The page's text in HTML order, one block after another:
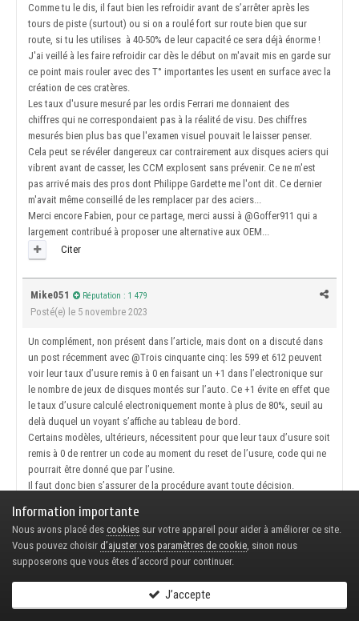
Comme tu le dis, il faut bien les refroidir avant de s’arrêter après les
tours de piste (surtout) ou si on a roulé fort sur route bien que sur
route, si tu les utilises à 40-50% de leur capacité ce sera déjà énorme !
J'ai veillé à les faire refroidir car dès le début on m'avait mis en garde sur
ce point mais rouler avec des T° importantes les usent en surface avec la
création de ces cratères.
Les taux d'usure mesuré par les ordis Ferrari me donnaient des
chiffres qui ne correspondaient pas à la réalité de visu. Des chiffres
mesurés bien plus bas que l'examen visuel pouvait le laisser penser.
Cela peut se révéler dangereux car contrairement aux disques aciers qui
vibrent avant de casser, les CCM explosent sans prévenir. Ce ne m'est
pas arrivé mais des pros dont Philippe Gardette me l'ont dit. Ce dernier
m'avait même conseillé de les remplacer par des aciers...
Merci encore Fabien, pour ce partage, merci aussi à @Goffer911 qui a
largement contribué à proposer une alternative aux OEM...
Citer
Mike051 Réputation : 1 479
Posté(e) le 5 novembre 2023
Un complément, non présent dans l’article, mais dont on a discuté dans
un post récemment avec @Trois cinquante cinq: les 599 et 612 peuvent
voir leur taux d’usure remis à 0 en faisant un +1 dans l’electronique sur
le nombre de jeux de disques montés sur l’auto. Ce +1 évite en effet que
le taux d’usure calculé electroniquement monte à plus de 80%, seuil au
delà duquel un voyant s’affiche au tableau de bord.
Certains modèles, ultérieurs, nécessitent pour que leur taux d’usure soit
remis à 0 de rentrer un code au moment du reset de l’usure, code qui ne
pourrait être donné que par l’usine.
Il faut donc bien s’assurer de la procédure avant toute décision.
cheki Réputation : 2 058
Posté(e) le 7 novembre 2023
pour cet très bel article, très documenté et
complet.
Information importante
Nous avons placé des cookies sur votre appareil pour aider à améliorer ce site.
Vous pouvez choisir d’ajuster vos paramètres de cookie, sinon nous
supposerons que vous êtes d’accord pour continuer.
J’accepte